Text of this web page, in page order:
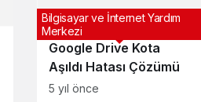
Google Drive Kota
Aşıldı Hatası Çözümü
Bilgisayar ve İnternet Yardım
Merkezi
5 yıl önce